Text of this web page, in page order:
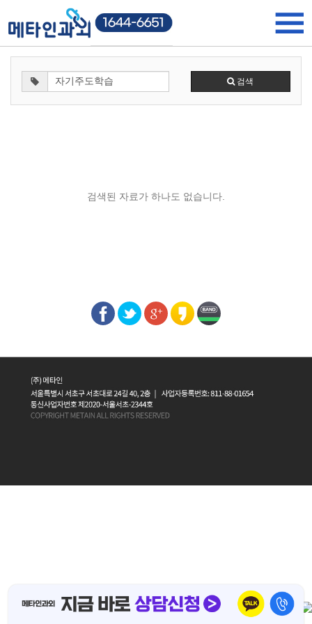
검색
검색된 자료가 하나도 없습니다.